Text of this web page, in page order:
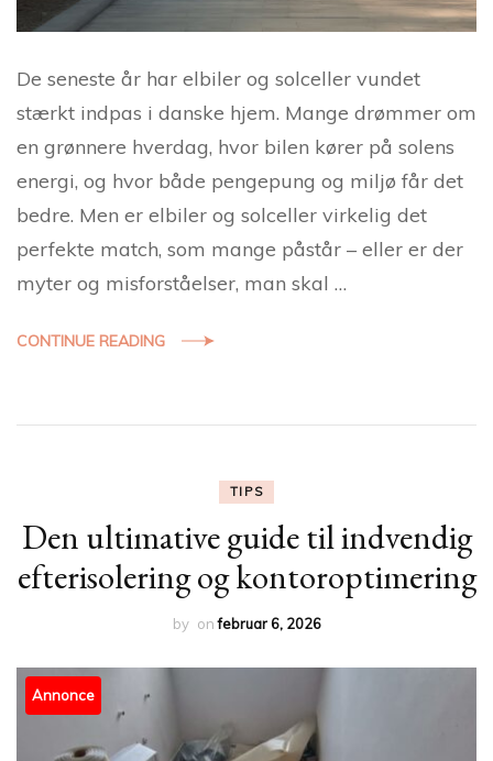
De seneste år har elbiler og solceller vundet
stærkt indpas i danske hjem. Mange drømmer om
en grønnere hverdag, hvor bilen kører på solens
energi, og hvor både pengepung og miljø får det
bedre. Men er elbiler og solceller virkelig det
perfekte match, som mange påstår – eller er der
myter og misforståelser, man skal …
CONTINUE READING
TIPS
Den ultimative guide til indvendig
efterisolering og kontoroptimering
by onfebruar 6, 2026
Annonce